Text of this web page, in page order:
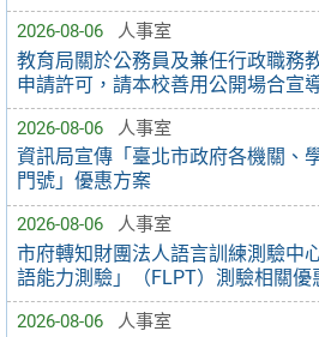
2026-08-06 人事室
教育局關於公務員及兼任行政職務
申請許可，請本校善用公開場合宣
2026-08-06 人事室
資訊局宣傳「臺北市政府各機關、
門號」優惠方案
2026-08-06 人事室
市府轉知財團法人語言訓練測驗中
語能力測驗」（FLPT）測驗相關優
2026-08-06 人事室